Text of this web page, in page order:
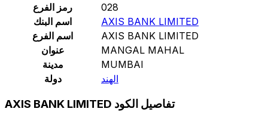
رمز الفرع
028
اسم البنك
AXIS BANK LIMITED
اسم الفرع
AXIS BANK LIMITED
عنوان
MANGAL MAHAL
مدينة
MUMBAI
دولة
الهند
AXIS BANK LIMITED تفاصيل الكود